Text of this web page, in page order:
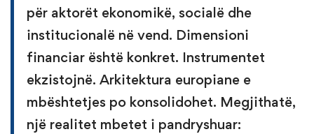
për aktorët ekonomikë, socialë dhe
institucionalë në vend. Dimensioni
financiar është konkret. Instrumentet
ekzistojnë. Arkitektura europiane e
mbështetjes po konsolidohet. Megjithatë,
një realitet mbetet i pandryshuar: